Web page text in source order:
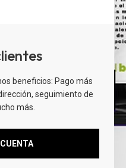
beneficios: Pago más
seguimiento de
más.